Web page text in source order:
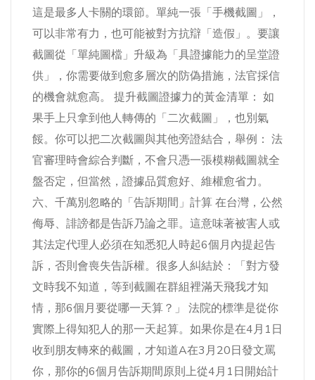
這是最多人卡關的環節。單純一張「手機截圖」，
可以非常有力，也可能被對方抗辯「造假」。要讓
截圖從「單純圖檔」升級為「具證據能力的呈堂證
供」，你需要做到愈多層次的防偽措施，法官採信
的機會就愈高。 提升截圖證據力的黃金清單： 如
果手上只拿到他人轉傳的「二次截圖」，也別氣
餒。你可以把二次截圖與其他旁證結合，舉例： 法
官審理時會綜合判斷，不會只憑一張模糊截圖就全
盤否定，但當然，證據品質愈好、維權愈省力。
六、千萬別忽略的「告訴期間」計算 在台灣，公然
侮辱、誹謗都是告訴乃論之罪。這意味著被害人或
其法定代理人必須在知悉犯人時起6個月內提起告
訴，否則會喪失告訴權。很多人糾結於：「對方發
文時我不知道，等到截圖在群組裡滿天飛我才知
情，那6個月要從哪一天算？」 法院的標準是從你
實際上得知犯人的那一天起算。如果你是在4月1日
收到朋友轉來的截圖，才知道A在3月20日發文罵
你，那你的6個月告訴期間原則上從4月1日開始計